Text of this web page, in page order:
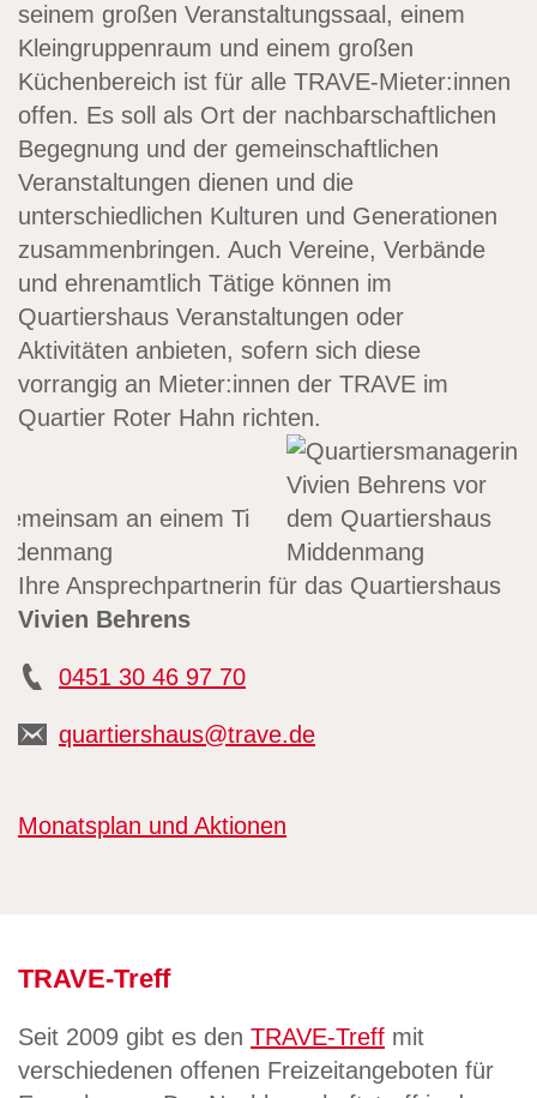
seinem großen Veranstaltungssaal, einem
Kleingruppenraum und einem großen
Küchenbereich ist für alle TRAVE-Mieter:innen
offen. Es soll als Ort der nachbarschaftlichen
Begegnung und der gemeinschaftlichen
Veranstaltungen dienen und die
unterschiedlichen Kulturen und Generationen
zusammenbringen. Auch Vereine, Verbände
und ehrenamtlich Tätige können im
Quartiershaus Veranstaltungen oder
Aktivitäten anbieten, sofern sich diese
vorrangig an Mieter:innen der TRAVE im
Quartier Roter Hahn richten.
Ihre Ansprechpartnerin für das Quartiershaus
Vivien Behrens
0451 30 46 97 70
quartiershaus@trave.de
Monatsplan und Aktionen
TRAVE-Treff
Seit 2009 gibt es den TRAVE-Treff mit
verschiedenen offenen Freizeitangeboten für